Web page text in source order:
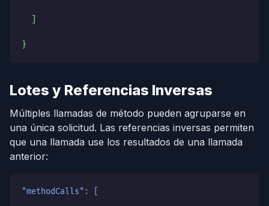
}
Lotes y Referencias Inversas
Múltiples llamadas de método pueden agruparse en
una única solicitud. Las referencias inversas permiten
que una llamada use los resultados de una llamada
anterior:
"methodCalls": [